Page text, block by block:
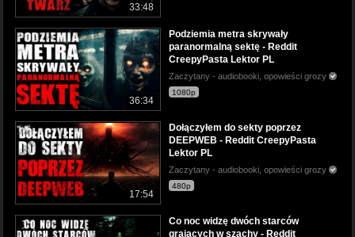
33:48
36:34
Podziemia metra skrywały
paranormalną sektę - Reddit
CreepyPasta Lektor PL
Zaczytany - audiobooki, opowieści grozy
1080p
17:54
Dołączyłem do sekty poprzez
DEEPWEB - Reddit CreepyPasta
Lektor PL
Zaczytany - audiobooki, opowieści grozy
480p
Co noc widzę dwóch starców
grających w szachy - Reddit